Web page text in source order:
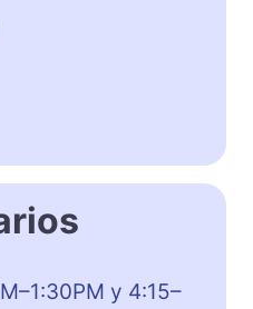
y 4:15–